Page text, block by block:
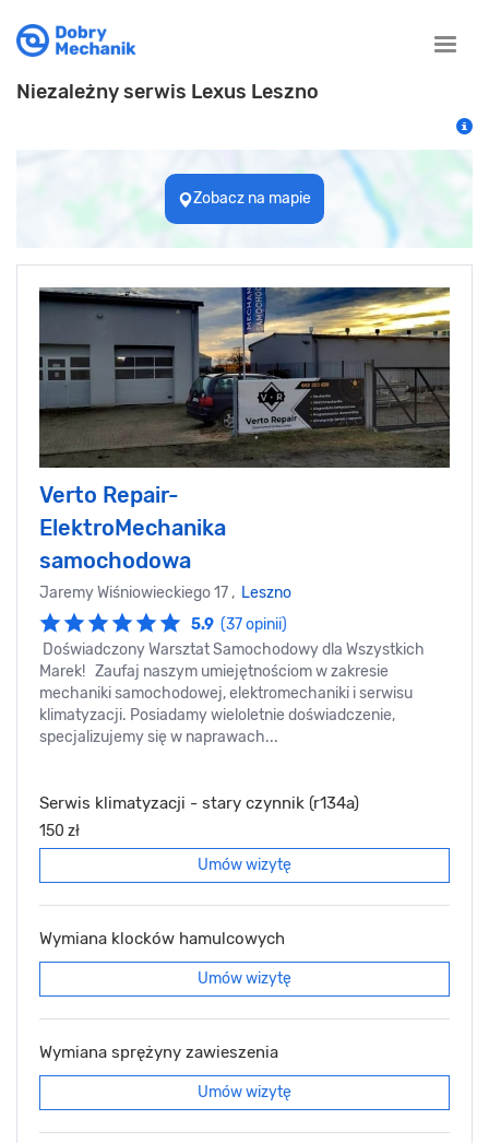
Toggle
Niezależny serwis Lexus Leszno
Zobacz na mapie
Verto Repair-
ElektroMechanika
samochodowa
Jaremy Wiśniowieckiego 17 , Leszno
5.9 (37 opinii)
Doświadczony Warsztat Samochodowy dla Wszystkich
Marek! Zaufaj naszym umiejętnościom w zakresie
mechaniki samochodowej, elektromechaniki i serwisu
klimatyzacji. Posiadamy wieloletnie doświadczenie,
specjalizujemy się w naprawach...
Serwis klimatyzacji - stary czynnik (r134a)
150 zł
Umów wizytę
Wymiana klocków hamulcowych
Umów wizytę
Wymiana sprężyny zawieszenia
Umów wizytę